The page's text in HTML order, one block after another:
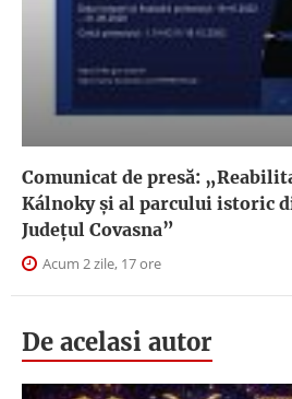
Comunicat de presă:
Kálnoky și al parcului istoric
Județul Covasna”
Acum 2 zile, 17 ore
De acelasi autor